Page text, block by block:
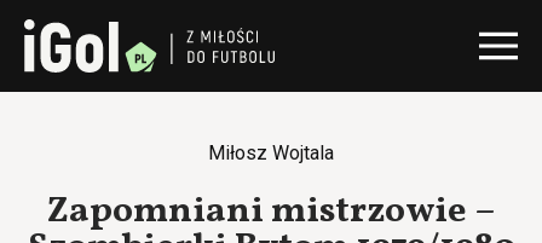
Miłosz Wojtala
Zapomniani mistrzowie –